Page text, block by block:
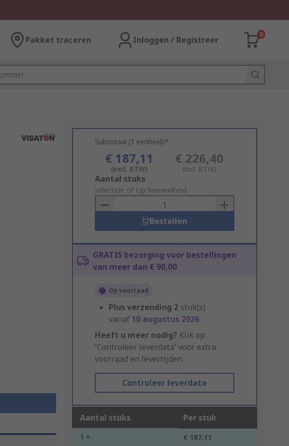
Pakket traceren Inloggen / Registreer
0
Subtotaal (1 eenheid)*
€ 187,11
(excl. BTW)
€ 226,40
(incl. BTW)
Add
to
Basket
Aantal stuks
selecteer of typ hoeveelheid
Bestellen
GRATIS bezorging voor bestellingen
van meer dan € 90,00
Op voorraad
Plus verzending 2 stuk(s)
vanaf 10 augustus 2026
Heeft u meer nodig? Klik op
'Controleer leverdata' voor extra
voorraad en levertijden.
Controleer leverdata
Aantal stuks Per stuk
1 + € 187,11